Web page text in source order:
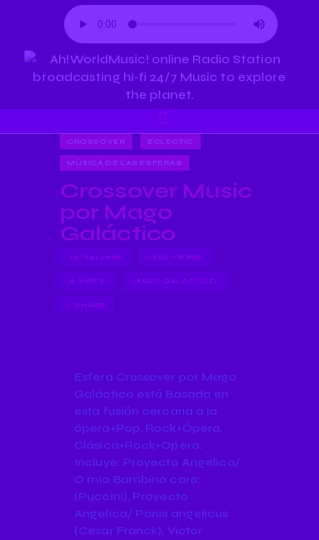
CROSSOVER ECLECTIC
MÚSICA DE LAS ESFERAS
Crossover Music
por Mago
Galáctico
19/04/2019 1705 VIEWS
0 VIBES MAGO GALACTICO
SHARE
Esfera Crossover por Mago
Galáctico está Basada en
esta fusión cercana a la
ópera+Pop, Rock+Ópera.
Clásica+Rock+Opera.
Incluye: Proyecto Angelica/
O mio Bambino caro:
(Puccini), Proyecto
Angelica/ Panis angelicus
(Cesar Franck), Victor